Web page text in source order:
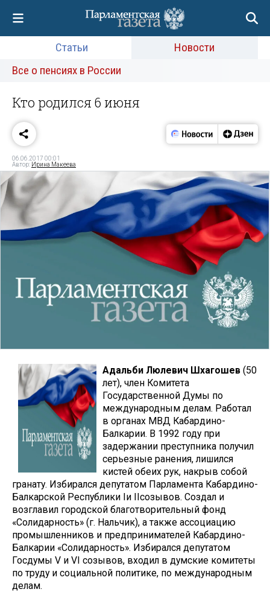
Статьи
Новости
Все о пенсиях в России
Кто родился 6 июня
06.06.2017 00:01
Автор: Ирина Макеева
Адальби Люлевич Шхагошев (50
лет), член Комитета
Государственной Думы по
международным делам. Работал
в органах МВД Кабардино-
Балкарии. В 1992 году при
задержании преступника получил
серьезные ранения, лишился
кистей обеих рук, накрыв собой
гранату. Избирался депутатом Парламента Кабардино-
Балкарской Республики Iи IIсозывов. Создал и
возглавил городской благотворительный фонд
«Солидарность» (г. Нальчик), а также ассоциацию
промышленников и предпринимателей Кабардино-
Балкарии «Солидарность». Избирался депутатом
Госдумы V и VI созывов, входил в думские комитеты
по труду и социальной политике, по международным
делам.